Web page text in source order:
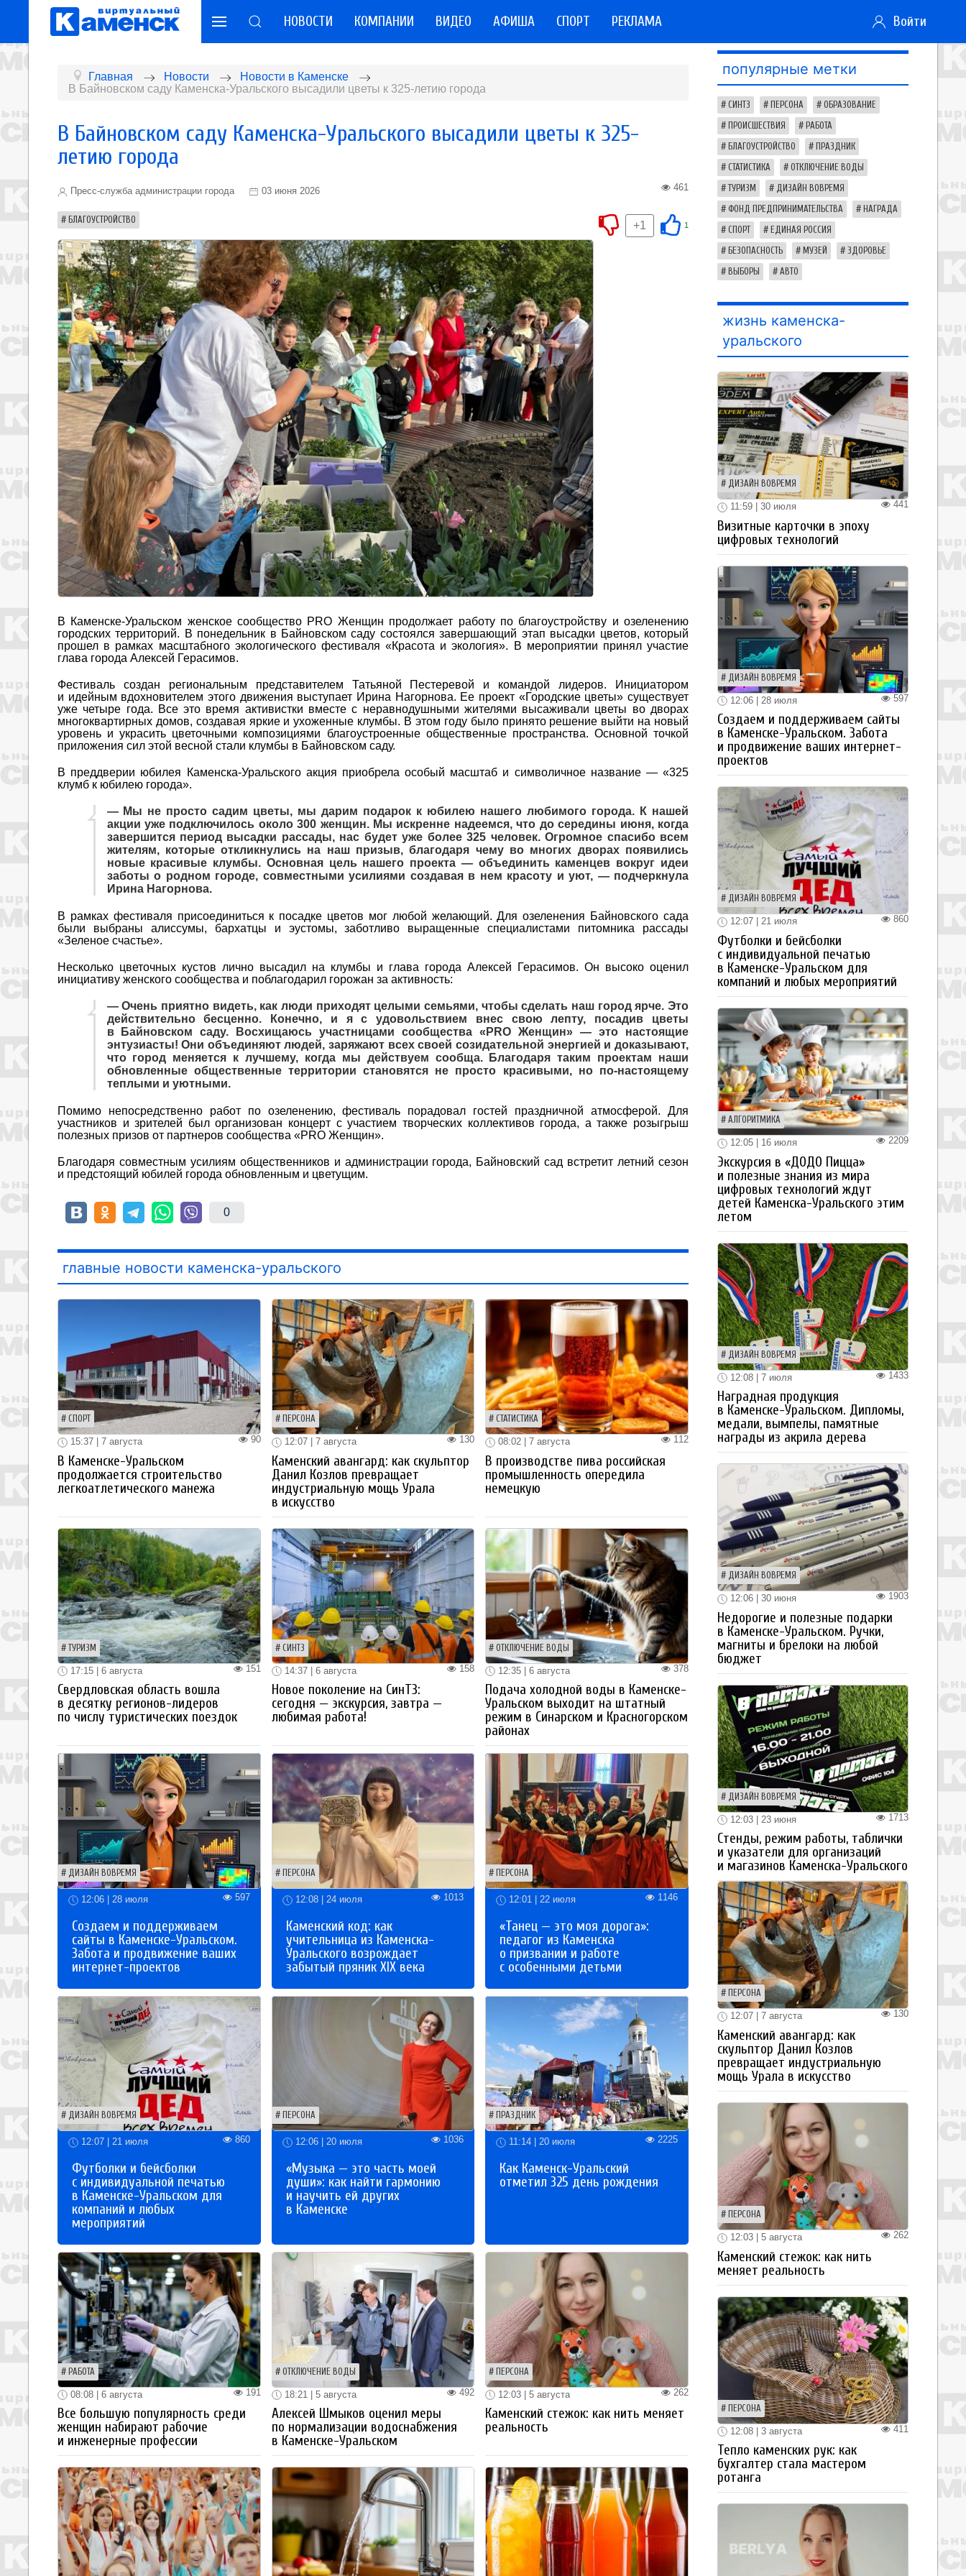
НОВОСТИ КОМПАНИИ ВИДЕО АФИША СПОРТ РЕКЛАМА Войти
Главная Новости
Новости в Каменске
В Байновском саду Каменска-Уральского высадили цветы к 325-летию города
В Байновском саду Каменска-Уральского высадили цветы к 325-
летию города
Пресс-служба администрации города 03 июня 2026 461
БЛАГОУСТРОЙСТВО 1
+1
В Каменске-Уральском женское сообщество PRO Женщин продолжает работу по благоустройству и озеленению
городских территорий. В понедельник в Байновском саду состоялся завершающий этап высадки цветов, который
прошел в рамках масштабного экологического фестиваля «Красота и экология». В мероприятии принял участие
глава города Алексей Герасимов.
Фестиваль создан региональным представителем Татьяной Пестеревой и командой лидеров. Инициатором
и идейным вдохновителем этого движения выступает Ирина Нагорнова. Ее проект «Городские цветы» существует
уже четыре года. Все это время активистки вместе с неравнодушными жителями высаживали цветы во дворах
многоквартирных домов, создавая яркие и ухоженные клумбы. В этом году было принято решение выйти на новый
уровень и украсить цветочными композициями благоустроенные общественные пространства. Основной точкой
приложения сил этой весной стали клумбы в Байновском саду.
В преддверии юбилея Каменска-Уральского акция приобрела особый масштаб и символичное название — «325
клумб к юбилею города».
— Мы не просто садим цветы, мы дарим подарок к юбилею нашего любимого города. К нашей
акции уже подключилось около 300 женщин. Мы искренне надеемся, что до середины июня, когда
завершится период высадки рассады, нас будет уже более 325 человек. Огромное спасибо всем
жителям, которые откликнулись на наш призыв, благодаря чему во многих дворах появились
новые красивые клумбы. Основная цель нашего проекта — объединить каменцев вокруг идеи
заботы о родном городе, совместными усилиями создавая в нем красоту и уют, — подчеркнула
Ирина Нагорнова.
В рамках фестиваля присоединиться к посадке цветов мог любой желающий. Для озеленения Байновского сада
были выбраны алиссумы, бархатцы и эустомы, заботливо выращенные специалистами питомника рассады
«Зеленое счастье».
Несколько цветочных кустов лично высадил на клумбы и глава города Алексей Герасимов. Он высоко оценил
инициативу женского сообщества и поблагодарил горожан за активность:
— Очень приятно видеть, как люди приходят целыми семьями, чтобы сделать наш город ярче. Это
действительно бесценно. Конечно, и я с удовольствием внес свою лепту, посадив цветы
в Байновском саду. Восхищаюсь участницами сообщества «PRO Женщин» — это настоящие
энтузиасты! Они объединяют людей, заряжают всех своей созидательной энергией и доказывают,
что город меняется к лучшему, когда мы действуем сообща. Благодаря таким проектам наши
обновленные общественные территории становятся не просто красивыми, но по-настоящему
теплыми и уютными.
Помимо непосредственно работ по озеленению, фестиваль порадовал гостей праздничной атмосферой. Для
участников и зрителей был организован концерт с участием творческих коллективов города, а также розыгрыш
полезных призов от партнеров сообщества «PRO Женщин».
Благодаря совместным усилиям общественников и администрации города, Байновский сад встретит летний сезон
и предстоящий юбилей города обновленным и цветущим.
0
главные новости каменска-уральского
СПОРТ
90
15:37 | 7 августа
В Каменске-Уральском
продолжается строительство
легкоатлетического манежа
ПЕРСОНА
130
12:07 | 7 августа
Каменский авангард: как скульптор
Данил Козлов превращает
индустриальную мощь Урала
в искусство
СТАТИСТИКА
112
08:02 | 7 августа
В производстве пива российская
промышленность опередила
немецкую
ТУРИЗМ
151
17:15 | 6 августа
Свердловская область вошла
в десятку регионов-лидеров
по числу туристических поездок
СИНТЗ
158
14:37 | 6 августа
Новое поколение на СинТЗ:
сегодня — экскурсия, завтра —
любимая работа!
ОТКЛЮЧЕНИЕ ВОДЫ
378
12:35 | 6 августа
Подача холодной воды в Каменске-
Уральском выходит на штатный
режим в Синарском и Красногорском
районах
ДИЗАЙН ВОВРЕМЯ
12:06 | 28 июля 597
Создаем и поддерживаем
сайты в Каменске-Уральском.
Забота и продвижение ваших
интернет-проектов
ПЕРСОНА
12:08 | 24 июля 1013
Каменский код: как
учительница из Каменска-
Уральского возрождает
забытый пряник XIX века
ПЕРСОНА
12:01 | 22 июля 1146
«Танец — это моя дорога»:
педагог из Каменска
о призвании и работе
с особенными детьми
ДИЗАЙН ВОВРЕМЯ
12:07 | 21 июля 860
Футболки и бейсболки
с индивидуальной печатью
в Каменске-Уральском для
компаний и любых
мероприятий
ПЕРСОНА
12:06 | 20 июля 1036
«Музыка — это часть моей
души»: как найти гармонию
и научить ей других
в Каменске
ПРАЗДНИК
11:14 | 20 июля 2225
Как Каменск-Уральский
отметил 325 день рождения
РАБОТА
191
08:08 | 6 августа
Все большую популярность среди
женщин набирают рабочие
и инженерные профессии
ОТКЛЮЧЕНИЕ ВОДЫ
492
18:21 | 5 августа
Алексей Шмыков оценил меры
по нормализации водоснабжения
в Каменске-Уральском
ПЕРСОНА
262
12:03 | 5 августа
Каменский стежок: как нить меняет
реальность
популярные метки
СИНТЗ ПЕРСОНА ОБРАЗОВАНИЕ
ПРОИСШЕСТВИЯ РАБОТА
БЛАГОУСТРОЙСТВО ПРАЗДНИК
СТАТИСТИКА ОТКЛЮЧЕНИЕ ВОДЫ
ТУРИЗМ ДИЗАЙН ВОВРЕМЯ
ФОНД ПРЕДПРИНИМАТЕЛЬСТВА НАГРАДА
СПОРТ ЕДИНАЯ РОССИЯ
БЕЗОПАСНОСТЬ МУЗЕЙ ЗДОРОВЬЕ
ВЫБОРЫ АВТО
жизнь каменска-
уральского
ДИЗАЙН ВОВРЕМЯ
441
11:59 | 30 июля
Визитные карточки в эпоху
цифровых технологий
ДИЗАЙН ВОВРЕМЯ
597
12:06 | 28 июля
Создаем и поддерживаем сайты
в Каменске-Уральском. Забота
и продвижение ваших интернет-
проектов
ДИЗАЙН ВОВРЕМЯ
860
12:07 | 21 июля
Футболки и бейсболки
с индивидуальной печатью
в Каменске-Уральском для
компаний и любых мероприятий
АЛГОРИТМИКА
2209
12:05 | 16 июля
Экскурсия в «ДОДО Пицца»
и полезные знания из мира
цифровых технологий ждут
детей Каменска-Уральского этим
летом
ДИЗАЙН ВОВРЕМЯ
1433
12:08 | 7 июля
Наградная продукция
в Каменске-Уральском. Дипломы,
медали, вымпелы, памятные
награды из акрила дерева
ДИЗАЙН ВОВРЕМЯ
1903
12:06 | 30 июня
Недорогие и полезные подарки
в Каменске-Уральском. Ручки,
магниты и брелоки на любой
бюджет
ДИЗАЙН ВОВРЕМЯ
1713
12:03 | 23 июня
Стенды, режим работы, таблички
и указатели для организаций
и магазинов Каменска-Уральского
ПЕРСОНА
130
12:07 | 7 августа
Каменский авангард: как
скульптор Данил Козлов
превращает индустриальную
мощь Урала в искусство
ПЕРСОНА
262
12:03 | 5 августа
Каменский стежок: как нить
меняет реальность
ПЕРСОНА
411
12:08 | 3 августа
Тепло каменских рук: как
бухгалтер стала мастером
ротанга